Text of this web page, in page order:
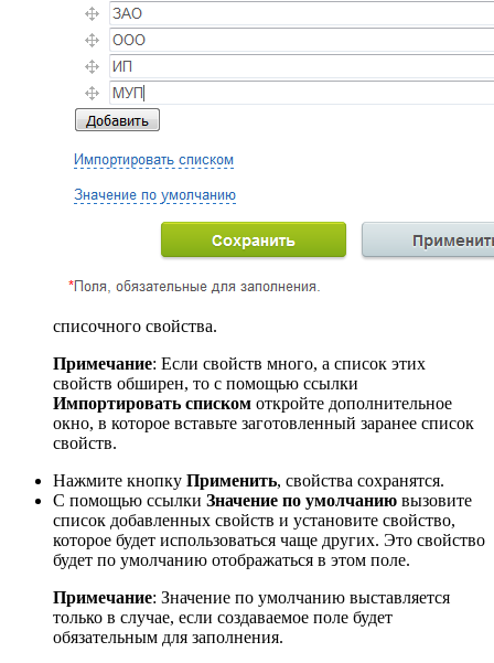
списочного свойства.
Примечание: Если свойств много, а список этих
свойств обширен, то с помощью ссылки
Импортировать списком откройте дополнительное
окно, в которое вставьте заготовленный заранее список
свойств.
Нажмите кнопку Применить, свойства сохранятся.
С помощью ссылки Значение по умолчанию вызовите
список добавленных свойств и установите свойство,
которое будет использоваться чаще других. Это свойство
будет по умолчанию отображаться в этом поле.
Примечание: Значение по умолчанию выставляется
только в случае, если создаваемое поле будет
обязательным для заполнения.